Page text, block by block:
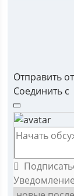
Отправить
Соединить с